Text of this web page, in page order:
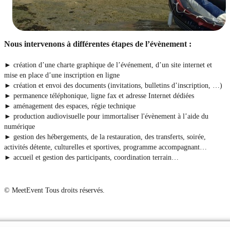
Nous intervenons à différentes étapes de l’évènement :
► création d’une charte graphique de l’événement, d’un site internet et
mise en place d’une inscription en ligne
► création et envoi des documents (invitations, bulletins d’inscription, …)
► permanence téléphonique, ligne fax et adresse Internet dédiées
► aménagement des espaces, régie technique
► production audiovisuelle pour immortaliser l'évènement à l’aide du
numérique
► gestion des hébergements, de la restauration, des transferts, soirée,
activités détente, culturelles et sportives, programme accompagnant…
► accueil et gestion des participants, coordination terrain…
© MeetEvent Tous droits réservés.